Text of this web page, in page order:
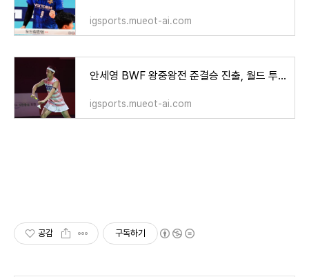
igsports.mueot-ai.com
안세영 BWF 왕중왕전 준결승 진출, 월드 투어 파이널 경기 결과와 중계는 어디서?
igsports.mueot-ai.com
공감 구독하기